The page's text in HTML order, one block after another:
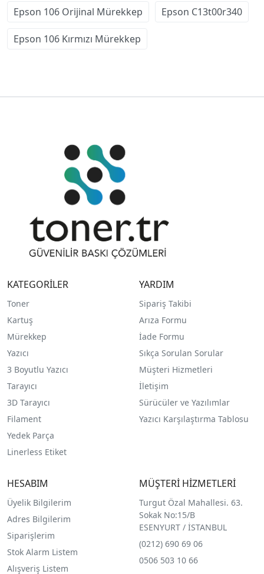
Epson 106 Orijinal Mürekkep Epson C13t00r340
Epson 106 Kırmızı Mürekkep
KATEGORİLER
Toner
Kartuş
Mürekkep
Yazıcı
3 Boyutlu Yazıcı
Tarayıcı
3D Tarayıcı
Filament
Yedek Parça
Linerless Etiket
YARDIM
Sipariş Takibi
Arıza Formu
İade Formu
Sıkça Sorulan Sorular
Müşteri Hizmetleri
İletişim
Sürücüler ve Yazılımlar
Yazıcı Karşılaştırma Tablosu
HESABIM
Üyelik Bilgilerim
Adres Bilgilerim
Siparişlerim
Stok Alarm Listem
Alışveriş Listem
MÜŞTERİ HİZMETLERİ
Turgut Özal Mahallesi. 63.
Sokak No:15/B
ESENYURT / İSTANBUL
(0212) 690 69 06
0506 503 10 66